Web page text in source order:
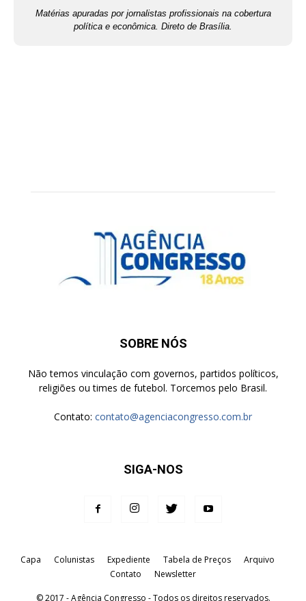
Matérias apuradas por jornalistas profissionais na cobertura
política e econômica. Direto de Brasília.
SOBRE NÓS
Não temos vinculação com governos, partidos políticos,
religiões ou times de futebol. Torcemos pelo Brasil.
Contato: contato@agenciacongresso.com.br
SIGA-NOS
Capa Colunistas Expediente Tabela de Preços
Arquivo
Contato
Newsletter
© 2017 - Agência Congresso - Todos os direitos reservados.